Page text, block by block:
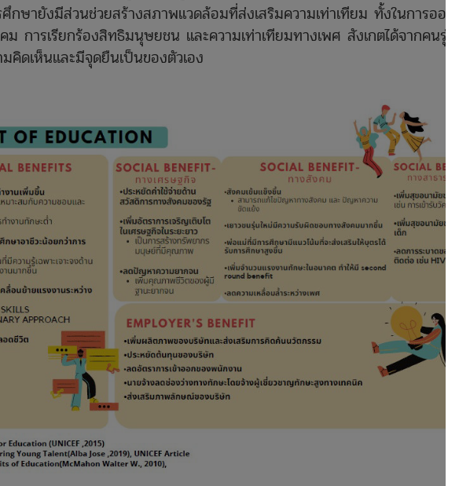
ษายังมีส่วนช่วยสร้างสภาพแวดล้อมที่ส่งเสริมความเท่าเทียม ทั้งในการออก
ม การเรียกร้องสิทธิมนุษยชน และความเท่าเทียมทางเพศ สังเกตได้จากคนรุ่นใหม่
คิดเห็นและมีจุดยืนเป็นของตัวเอง